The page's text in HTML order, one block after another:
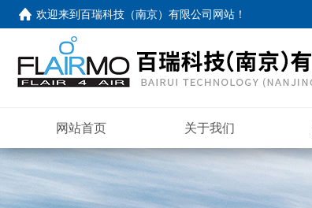
欢迎来到百瑞科技（南京）有限公司网站 ！
网站首页 关于我们